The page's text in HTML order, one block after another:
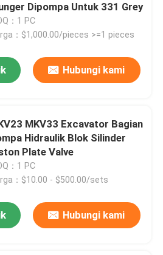
Plunger Dipompa Untuk 331 Grey
：1 PC
：$1,000.00/pieces >=1 pieces
Hubungi kami
MKV33 Excavator Bagian
Hidraulik Blok Silinder
Plate Valve
：1 PC
：$10.00 - $500.00/sets
Hubungi kami